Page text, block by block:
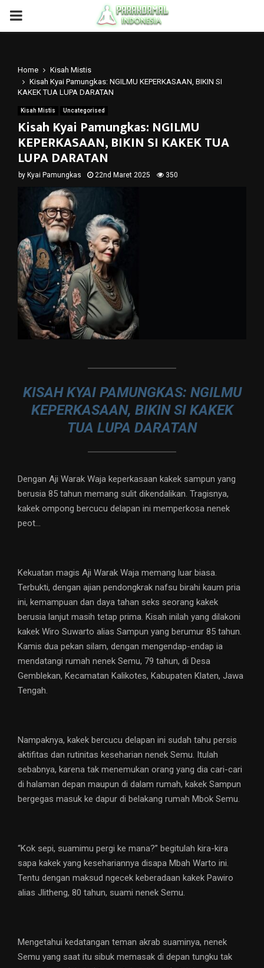
PRIMARY
Home
Kisah Mistis
Kisah Kyai Pamungkas: NGILMU KEPERKASAAN, BIKIN SI
KAKEK TUA LUPA DARATAN
Kisah Mistis Uncategorised
Kisah Kyai Pamungkas: NGILMU
KEPERKASAAN, BIKIN SI KAKEK TUA
LUPA DARATAN
by Kyai Pamungkas 22nd Maret 2025 350
KISAH KYAI PAMUNGKAS: NGILMU
KEPERKASAAN, BIKIN SI KAKEK
TUA LUPA DARATAN
Dengan Aji Warak Waja keperkasaan kakek sampun yang
berusia 85 tahun memang sulit dikendalikan. Tragisnya,
kakek ompong bercucu delapan ini memperkosa nenek
peot…
Kekuatan magis Aji Warak Waja memang luar biasa.
Terbukti, dengan ajian pendongkrak nafsu birahi kaum pria
ini, kemampuan dan daya tahan seks seorang kakek
berusia lanjut masih tetap prima. Kisah inilah yang dilakoni
kakek Wiro Suwarto alias Sampun yang berumur 85 tahun.
Kamis dua pekan silam, dengan mengendap-endap ia
mendatangi rumah nenek Semu, 79 tahun, di Desa
Gemblekan, Kecamatan Kalikotes, Kabupaten Klaten, Jawa
Tengah.
Nampaknya, kakek bercucu delapan ini sudah tahu persis
aktifitas dan rutinitas keseharian nenek Semu. Itulah
sebabnya, karena tak menemukan orang yang dia cari-cari
di halaman depan maupun di dalam rumah, kakek Sampun
bergegas masuk ke dapur di belakang rumah Mbok Semu.
“Kok sepi, suamimu pergi ke mana?” begitulah kira-kira
sapa kakek yang kesehariannya disapa Mbah Warto ini.
Tentu dengan maksud ngecek keberadaan kakek Pawiro
alias Jlitheng, 80 tahun, suami nenek Semu.
Mengetahui kedatangan teman akrab suaminya, nenek
Semu yang saat itu sibuk memasak di depan tungku tak